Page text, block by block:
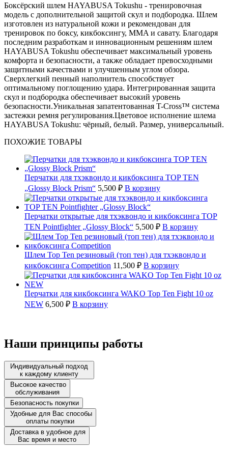
Боксёрский шлем HAYABUSA Tokushu - тренировочная
модель с дополнительной защитой скул и подбородка. Шлем
изготовлен из натуральной кожи и рекомендован для
тренировок по боксу, кикбоксингу, MMA и савату. Благодаря
последним разработкам и инновационным решениям шлем
HAYABUSA Tokushu обеспечивает максимальный уровень
комфорта и безопасности, а также обладает превосходными
защитными качествами и улучшенным углом обзора.
Сверхлегкий пенный наполнитель способствует
оптимальному поглощению удара. Интегрированная защита
скул и подбородка обеспечивает высокий уровень
безопасности.Уникальная запатентованная T-Cross™ система
застежки ремня регулирования.Цветовое исполнение шлема
HAYABUSA Tokushu: чёрный, белый. Размер, универсальный.
ПОХОЖИЕ ТОВАРЫ
Перчатки для тхэквондо и кикбоксинга TOP TEN
„Glossy Block Prism“ 5,500 ₽ В корзину
Перчатки открытые для тхэквондо и кикбоксинга TOP
TEN Pointfighter „Glossy Block“ 5,500 ₽ В корзину
Шлем Top Ten резиновый (топ тен) для тхэквондо и
кикбоксинга Competition 11,500 ₽ В корзину
Перчатки для кикбоксинга WAKO Top Ten Fight 10 oz
NEW 6,500 ₽ В корзину
Наши принципы работы
Индивидуальный подход
к каждому клиенту
Высокое качество
обслуживания
Безопасность покупки
Удобные для Вас способы
оплаты покупки
Доставка в удобное для
Вас время и место